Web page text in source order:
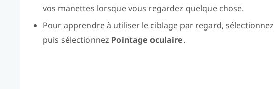
vos manettes lorsque vous regardez quelque chose.
Pour apprendre à utiliser le ciblage par regard, sélectionnez
puis sélectionnez Pointage oculaire.